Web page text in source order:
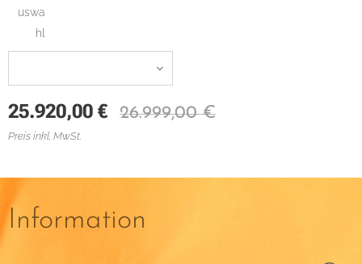
uswa
hl
25.920,00 € 26.999,00€
Preis inkl. MwSt.
Information